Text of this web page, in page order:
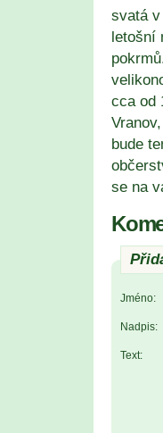
svatá v
letošní
cca od
bude
se na
Jméno:
Nadpis:
Text: